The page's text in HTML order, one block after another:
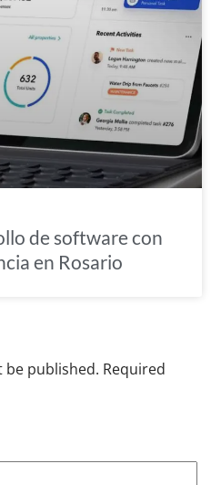
de software con
en Rosario
be published. Required